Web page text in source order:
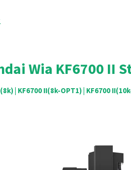
Wia KF6700 II
| KF6700 II(8k-OPT1) | KF6700